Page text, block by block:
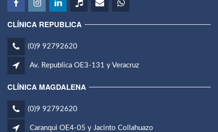
CLÍNICA REPUBLICA
(0)9 92792620
Av. Republica OE3-131 y Veracruz
CLÍNICA MAGDALENA
(0)9 92792620
Caranqui OE4-05 y Jacinto Collahuazo